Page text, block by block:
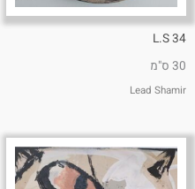
L.S 34
30 ס"מ
Lead Shamir